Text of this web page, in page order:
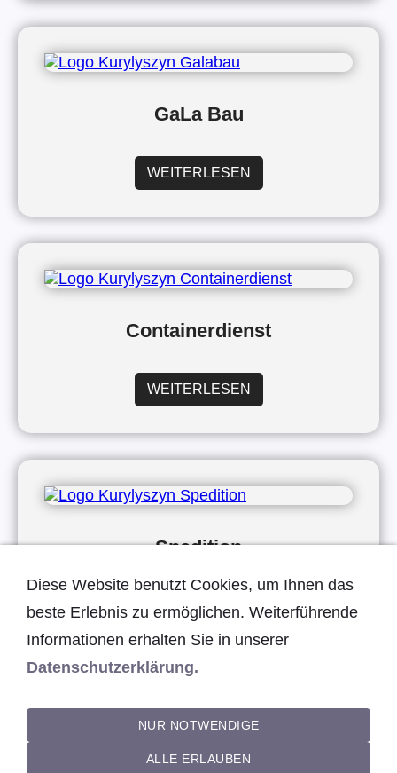
GaLa Bau
WEITERLESEN
Containerdienst
WEITERLESEN
Spedition
WEITERLESEN
Diese Website benutzt Cookies, um Ihnen das
beste Erlebnis zu ermöglichen. Weiterführende
Informationen erhalten Sie in unserer
Datenschutzerklärung.
NUR NOTWENDIGE
ALLE ERLAUBEN